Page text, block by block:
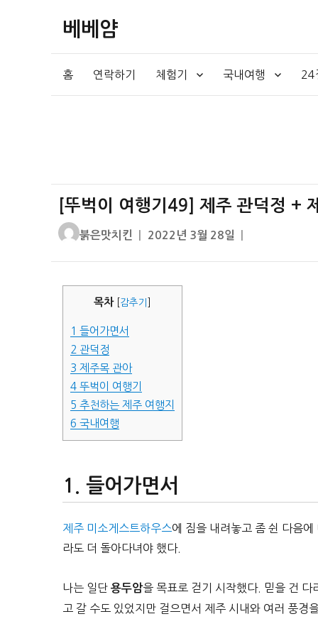
베베얌
홈 연락하기 체험기 국내여행 24
[뚜벅이 여행기49] 제주 관덕정 +
글
붉은맛치킨
작
자
2022년 3월 28일
목차 감추기
1 들어가면서
2 관덕정
3 제주목 관아
4 뚜벅이 여행기
5 추천하는 제주 여행지
6 국내여행
들어가면서
제주 미소게스트하우스에 짐을 내려놓고 좀 쉰 다음
라도 더 돌아다녀야 했다.
나는 일단 용두암을 목표로 걷기 시작했다. 믿을 건
고 갈 수도 있었지만 걸으면서 제주 시내와 여러 풍